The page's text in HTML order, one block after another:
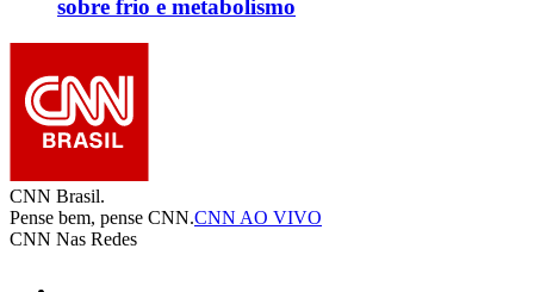
sobre frio e metabolismo
CNN Brasil.
Pense bem, pense CNN.CNN AO VIVO
CNN Nas Redes